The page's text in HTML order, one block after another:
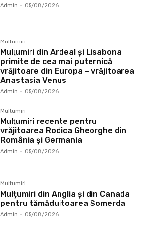
Admin - 05/08/2026
Multumiri
Mulţumiri din Ardeal și Lisabona
primite de cea mai puternică
vrăjitoare din Europa – vrăjitoarea
Anastasia Venus
Admin - 05/08/2026
Multumiri
Mulţumiri recente pentru
vrăjitoarea Rodica Gheorghe din
România și Germania
Admin - 05/08/2026
Multumiri
Mulțumiri din Anglia și din Canada
pentru tămăduitoarea Somerda
Admin - 05/08/2026